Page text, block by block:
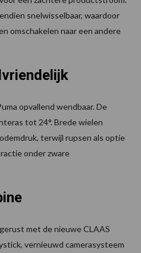
snelwisselbaar, waardoor
omschakelen naar een andere
opvallend wendbaar. De
tot 24°. Brede wielen
terwijl rupsen als optie
onder zware
met de nieuwe CLAAS
vernieuwd camerasysteem